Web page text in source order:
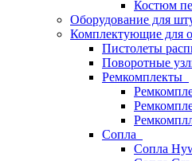
Костюм
Оборудование для
Комплектующие для
Пистолеты
Поворотные
Ремкомплекты
Сопла
Сопла